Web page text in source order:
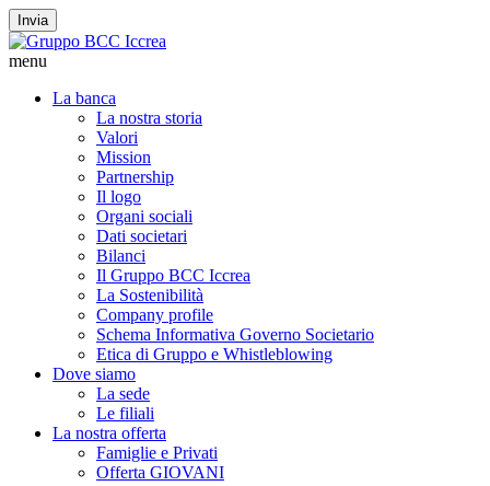
Invia
menu
La banca
La nostra storia
Valori
Mission
Partnership
Il logo
Organi sociali
Dati societari
Bilanci
Il Gruppo BCC Iccrea
La Sostenibilità
Company profile
Schema Informativa Governo Societario
Etica di Gruppo e Whistleblowing
Dove siamo
La sede
Le filiali
La nostra offerta
Famiglie e Privati
Offerta GIOVANI